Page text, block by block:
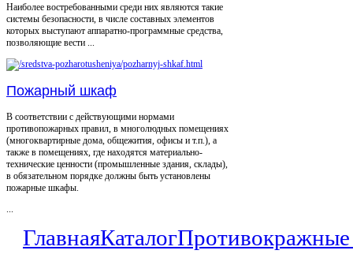
Наиболее востребованными среди них являются такие
системы безопасности, в числе составных элементов
которых выступают аппаратно-программные средства,
позволяющие вести ...
Пожарный шкаф
В соответствии с действующими нормами
противопожарных правил, в многолюдных помещениях
(многоквартирные дома, общежития, офисы и т.п.), а
также в помещениях, где находятся материально-
технические ценности (промышленные здания, склады),
в обязательном порядке должны быть установлены
пожарные шкафы.
ГлавнаяКаталог